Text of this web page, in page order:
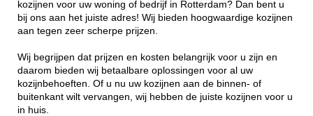
kozijnen voor uw woning of bedrijf in Rotterdam? Dan bent u
bij ons aan het juiste adres! Wij bieden hoogwaardige kozijnen
aan tegen zeer scherpe prijzen.
Wij begrijpen dat prijzen en kosten belangrijk voor u zijn en
daarom bieden wij betaalbare oplossingen voor al uw
kozijnbehoeften. Of u nu uw kozijnen aan de binnen- of
buitenkant wilt vervangen, wij hebben de juiste kozijnen voor u
in huis.